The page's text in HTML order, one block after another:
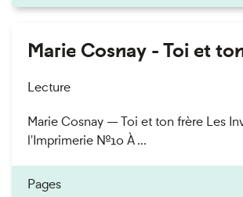
Marie Cosnay - Toi et
Lecture
Marie Cosnay — Toi et ton frère Les
l'Imprimerie n°10 À ...
Pages